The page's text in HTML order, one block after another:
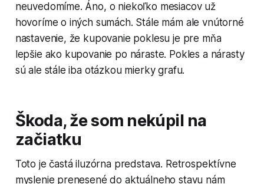
neuvedomíme. Áno, o niekoľko mesiacov už
hovoríme o iných sumách. Stále mám ale vnútorné
nastavenie, že kupovanie poklesu je pre mňa
lepšie ako kupovanie po náraste. Pokles a nárasty
sú ale stále iba otázkou mierky grafu.
Škoda, že som nekúpil na
začiatku
Toto je častá iluzórna predstava. Retrospektívne
myslenie prenesené do aktuálneho stavu nám